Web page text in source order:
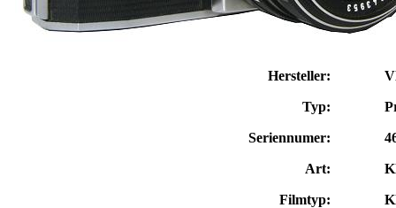
Hersteller:
Typ:
Seriennumer:
Art:
Filmtyp: